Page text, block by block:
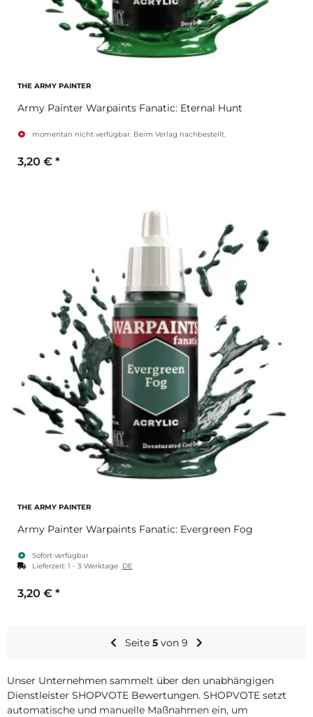
THE ARMY PAINTER
Army Painter Warpaints Fanatic: Eternal Hunt
momentan nicht verfügbar. Beim Verlag nachbestellt.
3,20 € *
THE ARMY PAINTER
Army Painter Warpaints Fanatic: Evergreen Fog
Sofort verfügbar
Lieferzeit: 1 - 3 Werktage DE
3,20 € *
Seite 5 von 9
Unser Unternehmen sammelt über den unabhängigen
Dienstleister SHOPVOTE Bewertungen. SHOPVOTE setzt
automatische und manuelle Maßnahmen ein, um